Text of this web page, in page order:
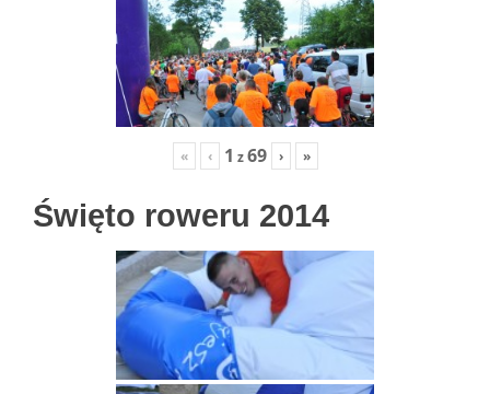
« ‹ 1 z69 › »
Święto roweru 2014